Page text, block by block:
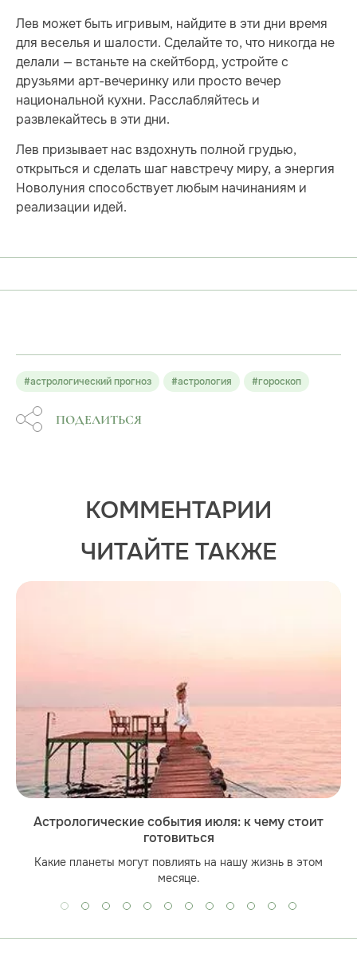
Лев может быть игривым, найдите в эти дни время
для веселья и шалости. Сделайте то, что никогда не
делали — встаньте на скейтборд, устройте с
друзьями арт-вечеринку или просто вечер
национальной кухни. Расслабляйтесь и
развлекайтесь в эти дни.
Лев призывает нас вздохнуть полной грудью,
открыться и сделать шаг навстречу миру, а энергия
Новолуния способствует любым начинаниям и
реализации идей.
#астрологический прогноз #астрология #гороскоп
ПОДЕЛИТЬСЯ
КОММЕНТАРИИ
ЧИТАЙТЕ ТАКЖЕ
Астрологические события июля: к чему стоит
готовиться
Какие планеты могут повлиять на нашу жизнь в этом
месяце.